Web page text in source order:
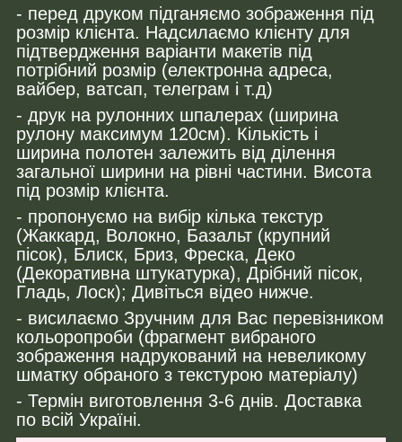
- перед друком підганяємо зображення під
розмір клієнта. Надсилаємо клієнту для
підтвердження варіанти макетів під
потрібний розмір (електронна адреса,
вайбер, ватсап, телеграм і т.д)
- друк на рулонних шпалерах (ширина
рулону максимум 120см). Кількість і
ширина полотен залежить від ділення
загальної ширини на рівні частини. Висота
під розмір клієнта.
- пропонуємо на вибір кілька текстур
(Жаккард, Волокно, Базальт (крупний
пісок), Блиск, Бриз, Фреска, Деко
(Декоративна штукатурка), Дрібний пісок,
Гладь, Лоск); Дивіться відео нижче.
- висилаємо Зручним для Вас перевізником
кольоропроби (фрагмент вибраного
зображення надрукований на невеликому
шматку обраного з текстурою матеріалу)
- Термін виготовлення 3-6 днів. Доставка
по всій Україні.